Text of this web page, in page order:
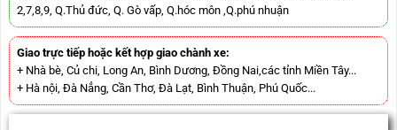
2,7,8,9, Q.Thủ đức, Q. Gò vấp, Q.hóc môn ,Q.phú nhuận
Giao trực tiếp hoặc kết hợp giao chành xe:
+ Nhà bè, Củ chi, Long An, Bình Dương, Đồng Nai,các tỉnh Miền Tây...
+ Hà nội, Đà Nẳng, Cần Thơ, Đà Lạt, Bình Thuận, Phú Quốc...